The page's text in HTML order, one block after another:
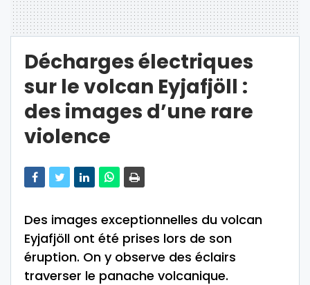
Décharges électriques
sur le volcan Eyjafjöll :
des images d’une rare
violence
Des images exceptionnelles du volcan
Eyjafjöll ont été prises lors de son
éruption. On y observe des éclairs
traverser le panache volcanique.